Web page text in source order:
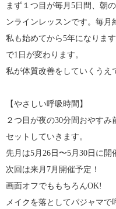
まず１つ目が毎月5日間、朝
ンラインレッスンです。毎月
私も始めてから5年になりま
で1日が変わります。
私が体質改善をしていくうえ
【やさしい呼吸時間】
２つ目が夜の30分間おやす
セットしていきます。
先月は5月26日〜5月30日に開
次回は来月7月開催予定！
画面オフでももちろんOK!
メイクを落としてパジャマ